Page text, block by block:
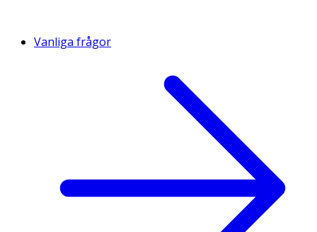
Vanliga frågor